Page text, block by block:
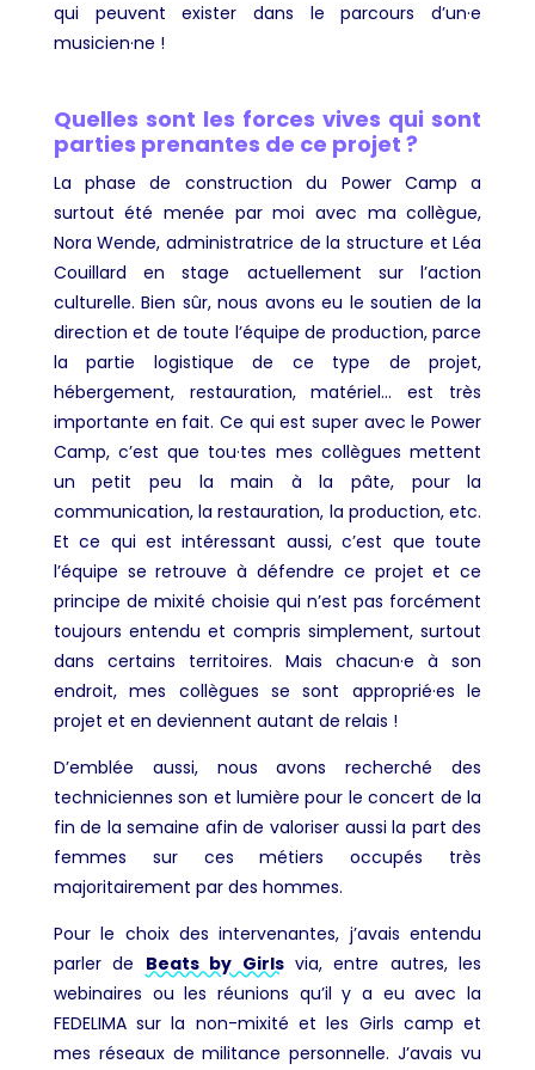
qui peuvent exister dans le parcours d’un·e
musicien·ne !
Quelles sont les forces vives qui sont
parties prenantes de ce projet ?
La phase de construction du Power Camp a
surtout été menée par moi avec ma collègue,
Nora Wende, administratrice de la structure et Léa
Couillard en stage actuellement sur l’action
culturelle. Bien sûr, nous avons eu le soutien de la
direction et de toute l’équipe de production, parce
la partie logistique de ce type de projet,
hébergement, restauration, matériel… est très
importante en fait. Ce qui est super avec le Power
Camp, c’est que tou·tes mes collègues mettent
un petit peu la main à la pâte, pour la
communication, la restauration, la production, etc.
Et ce qui est intéressant aussi, c’est que toute
l’équipe se retrouve à défendre ce projet et ce
principe de mixité choisie qui n’est pas forcément
toujours entendu et compris simplement, surtout
dans certains territoires. Mais chacun·e à son
endroit, mes collègues se sont approprié·es le
projet et en deviennent autant de relais !
D’emblée aussi, nous avons recherché des
techniciennes son et lumière pour le concert de la
fin de la semaine afin de valoriser aussi la part des
femmes sur ces métiers occupés très
majoritairement par des hommes.
Pour le choix des intervenantes, j’avais entendu
parler de Beats by Girlsvia, entre autres, les
webinaires ou les réunions qu’il y a eu avec la
FEDELIMA sur la non-mixité et les Girls camp et
mes réseaux de militance personnelle. J’avais vu